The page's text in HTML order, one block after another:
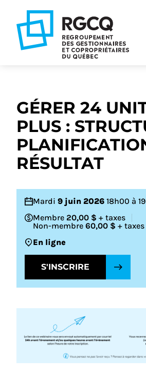
navigation
principale
contenu
GÉRER 24
PLUS :
RÉSULTAT
Mardi 9 juin 2026 18h00 à
Membre 20,00 $ + taxes
Non-membre 60,00 $ + taxes
En ligne
S'INSCRIRE